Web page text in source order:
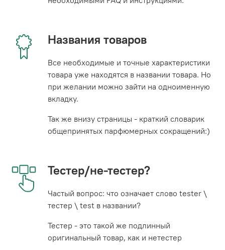
Названия товаров
Все необходимые и точные характеристики
товара уже находятся в названии товара. Но
при желании можно зайти на одноименную
вкладку.
Так же внизу страницы - краткий словарик
общепринятых парфюмерных сокращений:)
Тестер/не-тестер?
Частый вопрос: что означает слово tester \
тестер \ test в названии?
Тестер - это такой же подлинный
оригинальный товар, как и нетестер